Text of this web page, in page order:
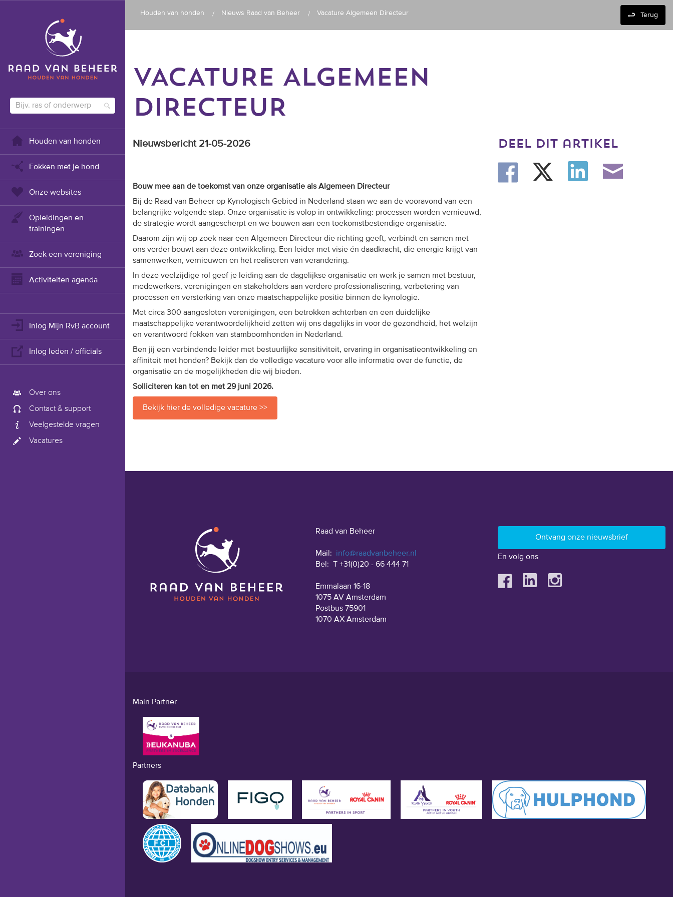
Houden van honden
Fokken met je hond
Onze websites
Opleidingen en
trainingen
Zoek een vereniging
Activiteiten agenda
Inlog Mijn RvB account
Inlog leden / officials
Over ons
Contact & support
Veelgestelde vragen
Vacatures
Houden van honden Nieuws Raad van Beheer Vacature Algemeen Directeur Terug
VACATURE ALGEMEEN
DIRECTEUR
Nieuwsbericht 21-05-2026
Bouw mee aan de toekomst van onze organisatie als Algemeen Directeur
Bij de Raad van Beheer op Kynologisch Gebied in Nederland staan we aan de vooravond van een
belangrijke volgende stap. Onze organisatie is volop in ontwikkeling: processen worden vernieuwd,
de strategie wordt aangescherpt en we bouwen aan een toekomstbestendige organisatie.
Daarom zijn wij op zoek naar een Algemeen Directeur die richting geeft, verbindt en samen met
ons verder bouwt aan deze ontwikkeling. Een leider met visie én daadkracht, die energie krijgt van
samenwerken, vernieuwen en het realiseren van verandering.
In deze veelzijdige rol geef je leiding aan de dagelijkse organisatie en werk je samen met bestuur,
medewerkers, verenigingen en stakeholders aan verdere professionalisering, verbetering van
processen en versterking van onze maatschappelijke positie binnen de kynologie.
Met circa 300 aangesloten verenigingen, een betrokken achterban en een duidelijke
maatschappelijke verantwoordelijkheid zetten wij ons dagelijks in voor de gezondheid, het welzijn
en verantwoord fokken van stamboomhonden in Nederland.
Ben jij een verbindende leider met bestuurlijke sensitiviteit, ervaring in organisatieontwikkeling en
affiniteit met honden? Bekijk dan de volledige vacature voor alle informatie over de functie, de
organisatie en de mogelijkheden die wij bieden.
Solliciteren kan tot en met 29 juni 2026.
Bekijk hier de volledige vacature >>
deel dit artikel
Raad van Beheer
Mail: info@raadvanbeheer.nl
Bel:
T +31(0)20 - 66 444 71
Emmalaan 16-18
1075 AV Amsterdam
Postbus 75901
1070 AX Amsterdam
En volg ons
Main Partner
Partners